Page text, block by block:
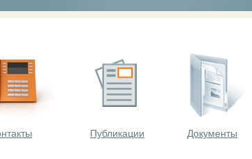
Публикации Документы